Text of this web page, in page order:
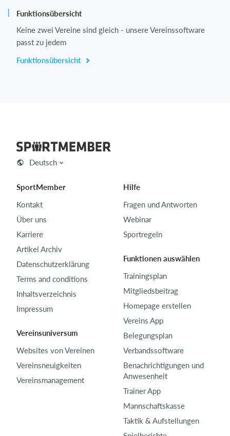
Funktionsübersicht
Keine zwei Vereine sind gleich - unsere Vereinssoftware
passt zu jedem
Funktionsübersicht
Deutsch
SportMember
Kontakt
Über uns
Karriere
Artikel Archiv
Datenschutzerklärung
Terms and conditions
Inhaltsverzeichnis
Impressum
Vereinsuniversum
Websites von Vereinen
Vereinsneuigkeiten
Vereinsmanagement
Hilfe
Fragen und Antworten
Webinar
Sportregeln
Funktionen auswählen
Trainingsplan
Mitgliedsbeitrag
Homepage erstellen
Vereins App
Belegungsplan
Verbandssoftware
Benachrichtigungen und
Anwesenheit
Trainer App
Mannschaftskasse
Taktik & Aufstellungen